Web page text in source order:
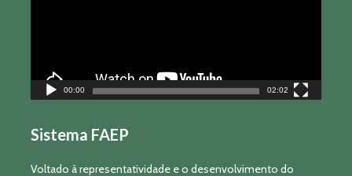
00:00 02:02
Sistema FAEP
Voltado à representatividade e o desenvolvimento do